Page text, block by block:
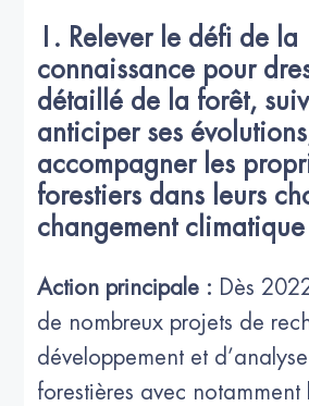
1. Relever le défi de la
connaissance pour
détaillé de la forêt,
anticiper ses
accompagner les
forestiers dans leurs
changement climatique
Action principale : Dès
de nombreux projets de
développement et
forestières avec notamment